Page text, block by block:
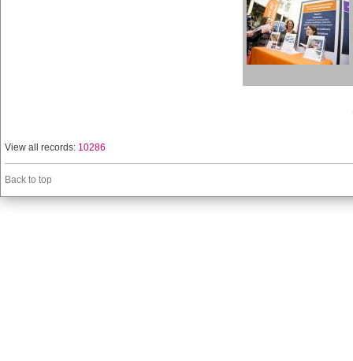
View all records: 10286
Back to top